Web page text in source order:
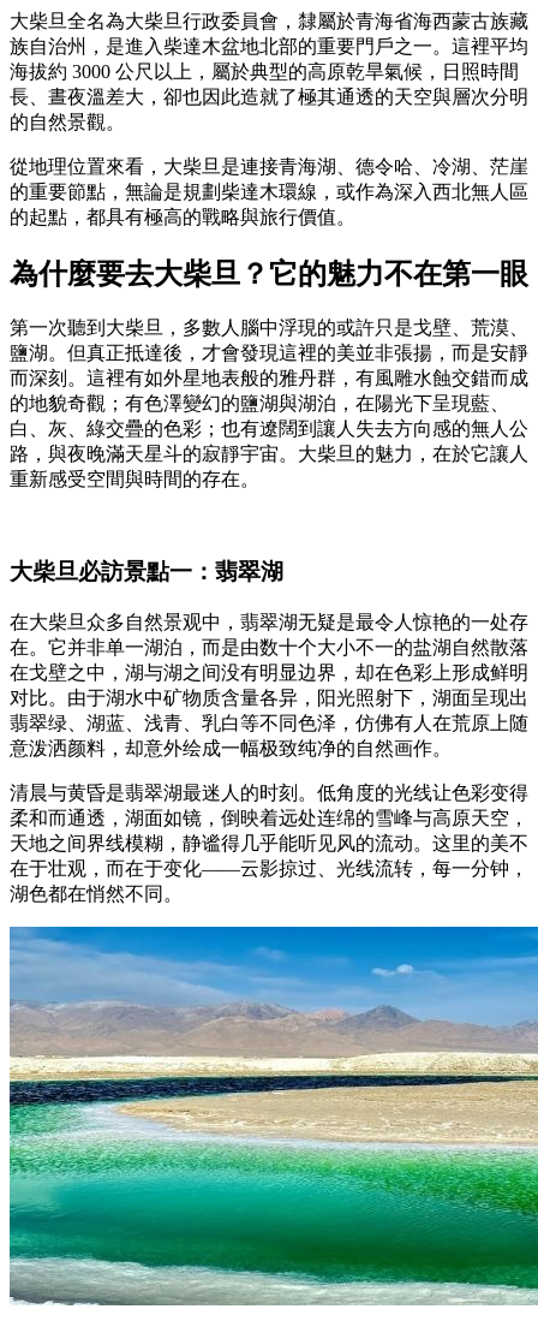
大柴旦全名為大柴旦行政委員會，隸屬於青海省海西蒙古族藏
族自治州，是進入柴達木盆地北部的重要門戶之一。這裡平均
海拔約 3000 公尺以上，屬於典型的高原乾旱氣候，日照時間
長、晝夜溫差大，卻也因此造就了極其通透的天空與層次分明
的自然景觀。
從地理位置來看，大柴旦是連接青海湖、德令哈、冷湖、茫崖
的重要節點，無論是規劃柴達木環線，或作為深入西北無人區
的起點，都具有極高的戰略與旅行價值。
為什麼要去大柴旦？它的魅力不在第一眼
第一次聽到大柴旦，多數人腦中浮現的或許只是戈壁、荒漠、
鹽湖。但真正抵達後，才會發現這裡的美並非張揚，而是安靜
而深刻。這裡有如外星地表般的雅丹群，有風雕水蝕交錯而成
的地貌奇觀；有色澤變幻的鹽湖與湖泊，在陽光下呈現藍、
白、灰、綠交疊的色彩；也有遼闊到讓人失去方向感的無人公
路，與夜晚滿天星斗的寂靜宇宙。大柴旦的魅力，在於它讓人
重新感受空間與時間的存在。
大柴旦必訪景點一：翡翠湖
在大柴旦众多自然景观中，翡翠湖无疑是最令人惊艳的一处存
在。它并非单一湖泊，而是由数十个大小不一的盐湖自然散落
在戈壁之中，湖与湖之间没有明显边界，却在色彩上形成鲜明
对比。由于湖水中矿物质含量各异，阳光照射下，湖面呈现出
翡翠绿、湖蓝、浅青、乳白等不同色泽，仿佛有人在荒原上随
意泼洒颜料，却意外绘成一幅极致纯净的自然画作。
清晨与黄昏是翡翠湖最迷人的时刻。低角度的光线让色彩变得
柔和而通透，湖面如镜，倒映着远处连绵的雪峰与高原天空，
天地之间界线模糊，静谧得几乎能听见风的流动。这里的美不
在于壮观，而在于变化——云影掠过、光线流转，每一分钟，
湖色都在悄然不同。